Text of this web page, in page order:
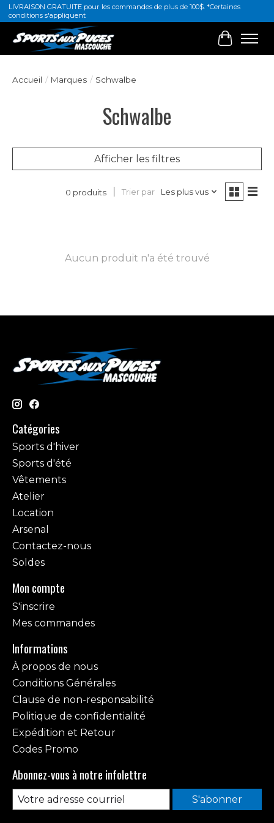
LIVRAISON GRATUITE pour les commandes de plus de 100$. *Certaines
conditions s'appliquent
Panier
Accueil / Marques / Schwalbe
Schwalbe
Afficher les filtres
0 produits Trier par Les plus vus
Aucun produit n'a été trouvé
Catégories
Sports d'hiver
Sports d'été
Vêtements
Atelier
Location
Arsenal
Contactez-nous
Soldes
Mon compte
S'inscrire
Mes commandes
Informations
À propos de nous
Conditions Générales
Clause de non-responsabilité
Politique de confidentialité
Expédition et Retour
Codes Promo
Abonnez-vous à notre infolettre
S'abonner